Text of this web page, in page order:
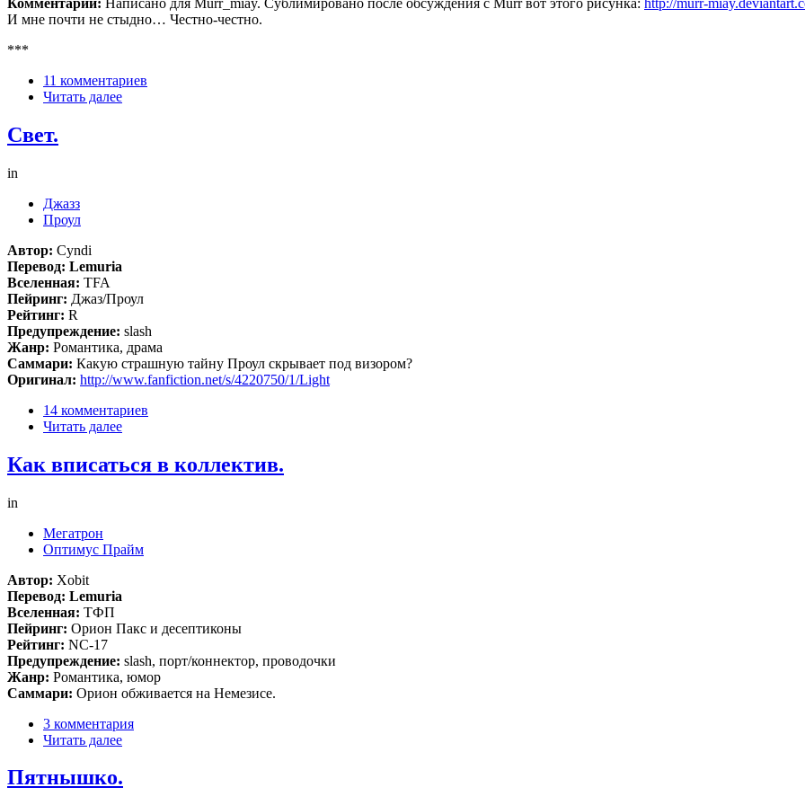
Комментарий: Написано для Murr_miay. Сублимировано после обсуждения с Murr вот этого рисунка: http://murr-
И мне почти не стыдно… Честно-честно.
***
11 комментариев
Читать далее
Свет.
in
Джазз
Проул
Автор: Cyndi
Перевод: Lemuria
Вселенная: TFA
Пейринг: Джаз/Проул
Рейтинг: R
Предупреждение: slash
Жанр: Романтика, драма
Саммари: Какую страшную тайну Проул скрывает под визором?
Оригинал: http://www.fanfiction.net/s/4220750/1/Light
14 комментариев
Читать далее
Как вписаться в коллектив.
in
Мегатрон
Оптимус Прайм
Автор: Xobit
Перевод: Lemuria
Вселенная: ТФП
Пейринг: Орион Пакс и десептиконы
Рейтинг: NC-17
Предупреждение: slash, порт/коннектор, проводочки
Жанр: Романтика, юмор
Саммари: Орион обживается на Немезисе.
3 комментария
Читать далее
Пятнышко.